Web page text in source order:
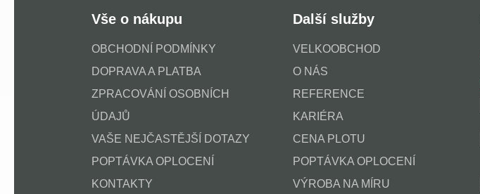
Vše o nákupu
OBCHODNÍ PODMÍNKY
DOPRAVA A PLATBA
ZPRACOVÁNÍ OSOBNÍCH
ÚDAJŮ
VAŠE NEJČASTĚJŠÍ DOTAZY
POPTÁVKA OPLOCENÍ
KONTAKTY
Další služby
VELKOOBCHOD
O NÁS
REFERENCE
KARIÉRA
CENA PLOTU
POPTÁVKA OPLOCENÍ
VÝROBA NA MÍRU